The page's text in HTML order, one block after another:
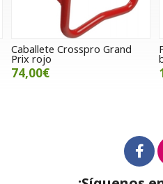
Fijación Click System para
bolsas de depósito Shad
14,50€